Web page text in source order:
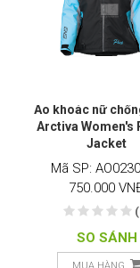
Áo khoác nữ
Arctiva Women's
Jacket
Mã SP:
750.000
SO SÁNH
MUA HÀNG